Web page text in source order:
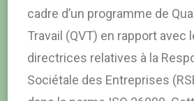
cadre d’un programme de
Travail (QVT) en rapport avec
directrices relatives à la
Sociétale des Entreprises